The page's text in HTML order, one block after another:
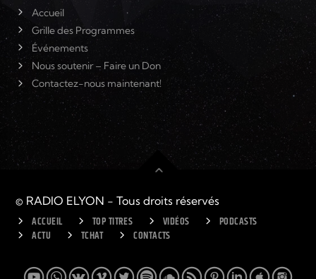
Accueil
Grille des Programmes
Événements
Nous soutenir – Faire un Don
Contactez-nous maintenant!
© RADIO ELYON - Tous droits réservés
ACCUEIL TOP TITRES VIDÉOS
PODCASTS
ACTU
TCHAT CONTACTS